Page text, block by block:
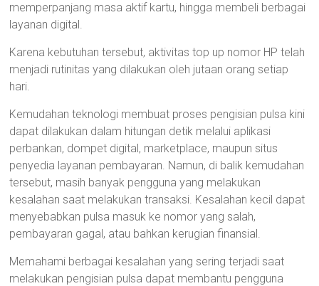
memperpanjang masa aktif kartu, hingga membeli berbagai
layanan digital.
Karena kebutuhan tersebut, aktivitas top up nomor HP telah
menjadi rutinitas yang dilakukan oleh jutaan orang setiap
hari.
Kemudahan teknologi membuat proses pengisian pulsa kini
dapat dilakukan dalam hitungan detik melalui aplikasi
perbankan, dompet digital, marketplace, maupun situs
penyedia layanan pembayaran. Namun, di balik kemudahan
tersebut, masih banyak pengguna yang melakukan
kesalahan saat melakukan transaksi. Kesalahan kecil dapat
menyebabkan pulsa masuk ke nomor yang salah,
pembayaran gagal, atau bahkan kerugian finansial.
Memahami berbagai kesalahan yang sering terjadi saat
melakukan pengisian pulsa dapat membantu pengguna